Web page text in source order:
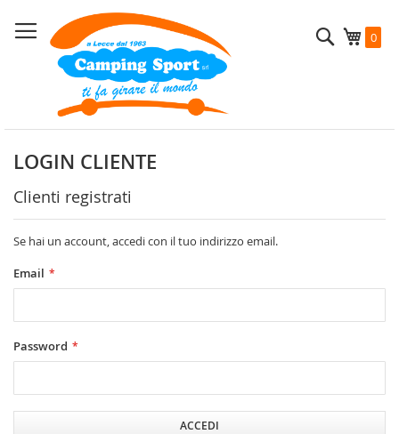
al
contenuto
0
Cerca
LOGIN CLIENTE
Clienti registrati
Se hai un account, accedi con il tuo indirizzo email.
Email
Password
ACCEDI